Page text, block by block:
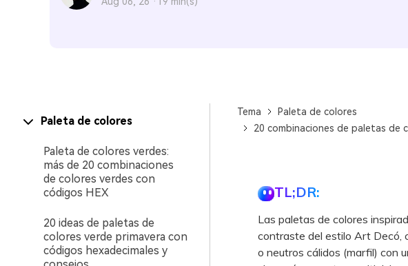
Paleta de colores
Paleta de colores verdes:
más de 20 combinaciones
de colores verdes con
códigos HEX
20 ideas de paletas de
colores verde primavera con
códigos hexadecimales y
Tema
Paleta de colores
20 combinaciones de paletas de
TL;DR:
Las paletas de colores
contraste del estilo Art Decó,
o neutros cálidos (marfil) con